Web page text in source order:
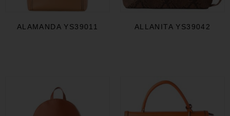
ALAMANDA YS39011 ALLANITA YS39042